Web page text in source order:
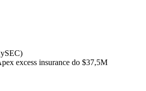
excess insurance do $37,5M